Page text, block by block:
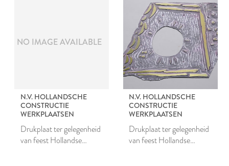
NO IMAGE AVAILABLE
N.V. HOLLANDSCHE
CONSTRUCTIE
WERKPLAATSEN
Drukplaat ter gelegenheid
van feest Hollandse
N.V. HOLLANDSCHE
CONSTRUCTIE
WERKPLAATSEN
Drukplaat ter gelegenheid
van feest Hollandse